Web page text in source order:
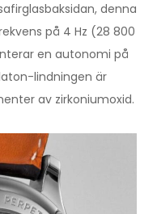
denna
på 4 Hz (28 800
en autonomi på
lindningen är
av zirkoniumoxid.